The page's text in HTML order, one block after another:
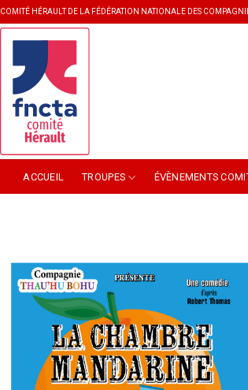
COMITÉ HÉRAULT DE LA FÉDÉRATION NATIONALE DES
ACCUEIL TROUPES ÉVÈNEMENTS